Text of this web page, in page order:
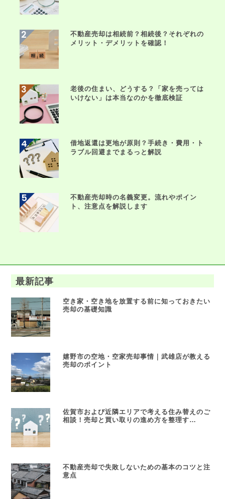
不動産売却は相続前？相続後？それぞれの
メリット・デメリットを確認！
老後の住まい、どうする？「家を売っては
いけない」は本当なのかを徹底検証
借地返還は更地が原則？手続き・費用・ト
ラブル回避までまるっと解説
不動産売却時の名義変更。流れやポイン
ト、注意点を解説します
最新記事
空き家・空き地を放置する前に知っておきたい
売却の基礎知識
嬉野市の空地・空家売却事情｜武雄店が教える
売却のポイント
佐賀市および近隣エリアで考える住み替えのご
相談！売却と買い取りの進め方を整理す…
不動産売却で失敗しないための基本のコツと注
意点